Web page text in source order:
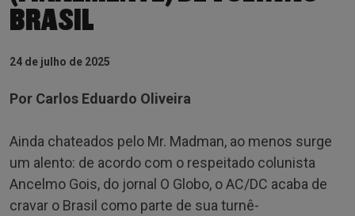
BRASIL
24 de julho de 2025
Por Carlos Eduardo Oliveira
Ainda chateados pelo Mr. Madman, ao menos surge
um alento: de acordo com o respeitado colunista
Ancelmo Gois, do jornal O Globo, o AC/DC acaba de
cravar o Brasil como parte de sua turnê-